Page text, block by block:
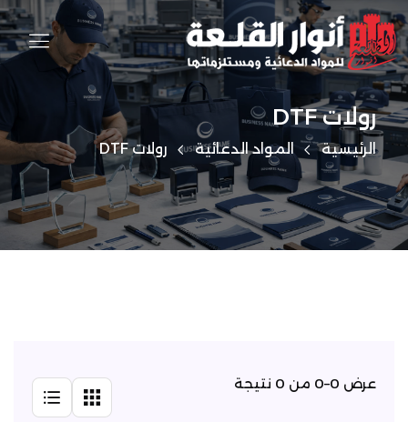
رولات DTF
الرئيسية المواد الدعائية رولات DTF
عرض 0–0 من 0 نتيجة